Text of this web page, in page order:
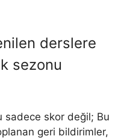
derslere
sezonu
sadece skor değil; Bu
geri bildirimler,